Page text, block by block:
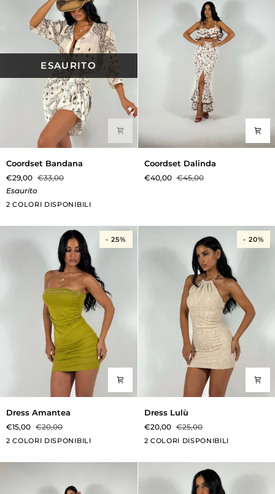
ESAURITO
Bandana
Coordset Bandana
€29,00 €33,00
Esaurito
2 COLORI DISPONIBILI
PannaRosso
Dalinda
Coordset Dalinda
€40,00 €45,00
- 25%
Dress
Amantea
Dress Amantea
€15,00 €20,00
2 COLORI DISPONIBILI
VerdeMattone
- 20%
Dress
Lulù
Dress Lulù
€20,00 €25,00
2 COLORI DISPONIBILI
BeigeBianco